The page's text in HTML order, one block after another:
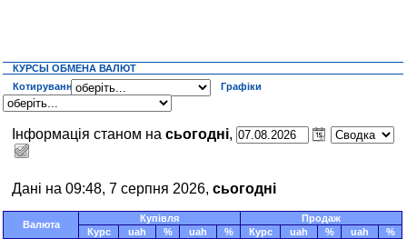
КУРСЫ ОБМЕНА ВАЛЮТ
Котирування
Графіки
Інформація станом насьогодні,
Дані на 09:48, 7 серпня 2026, сьогодні
Валюта
Купівля
Продаж
Курс
uah % uah % Курс uah % uah
%